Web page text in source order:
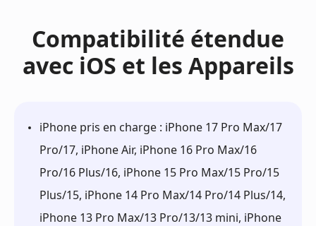
Compatibilité étendue
avec iOS et les Appareils
iPhone pris en charge : iPhone 17 Pro Max/17
Pro/17, iPhone Air, iPhone 16 Pro Max/16
Pro/16 Plus/16, iPhone 15 Pro Max/15 Pro/15
Plus/15, iPhone 14 Pro Max/14 Pro/14 Plus/14,
iPhone 13 Pro Max/13 Pro/13/13 mini, iPhone